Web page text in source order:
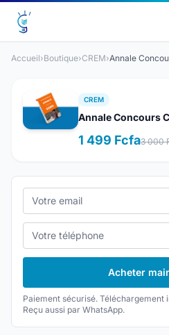
Accueil›Boutique›CREM›
CREM
Annale Concours
1 499 Fcfa3 000
Acheter
Paiement sécurisé. Téléchargement
Reçu aussi par WhatsApp.